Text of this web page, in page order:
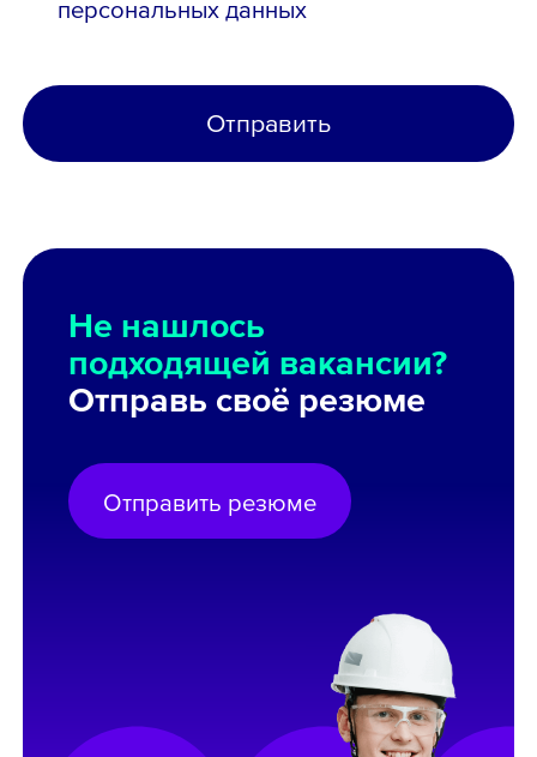
персональных данных
Отправить
Не нашлось
подходящей вакансии?
Отправь своё резюме
Отправить резюме